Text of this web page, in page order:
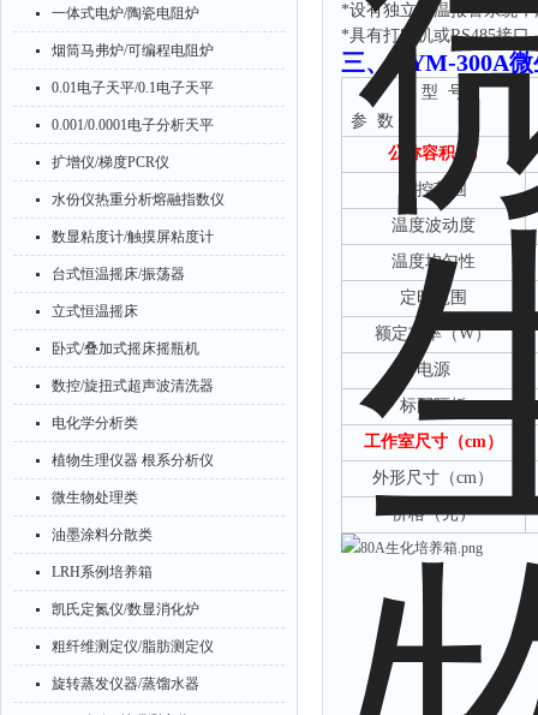
一体式电炉/陶瓷电阻炉
烟筒马弗炉/可编程电阻炉
0.01电子天平/0.1电子天平
0.001/0.0001电子分析天平
扩增仪/梯度PCR仪
水份仪热重分析熔融指数仪
数显粘度计/触摸屏粘度计
台式恒温摇床/振荡器
立式恒温摇床
卧式/叠加式摇床摇瓶机
数控/旋扭式超声波清洗器
电化学分析类
植物生理仪器 根系分析仪
微生物处理类
油墨涂料分散类
LRH系例培养箱
凯氏定氮仪/数显消化炉
粗纤维测定仪/脂肪测定仪
旋转蒸发仪器/蒸馏水器
*设有独立限温报警系统
*具有打印机或RS485接
三、 HYM-300A
型 号
参 数
公称容积(L)
温控范围
温度波动度
温度均匀性
定时范围
额定功率（W）
电源
标配隔板
工作室尺寸（cm）
外形尺寸（cm）
价格（元）